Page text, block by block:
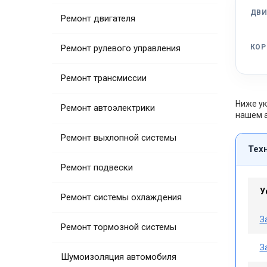
Ремонт двигателя
Ремонт рулевого управления
Ремонт трансмиссии
Ремонт автоэлектрики
Ремонт выхлопной системы
Ремонт подвески
Ремонт системы охлаждения
Ремонт тормозной системы
Шумоизоляция автомобиля
Ниже
нашем